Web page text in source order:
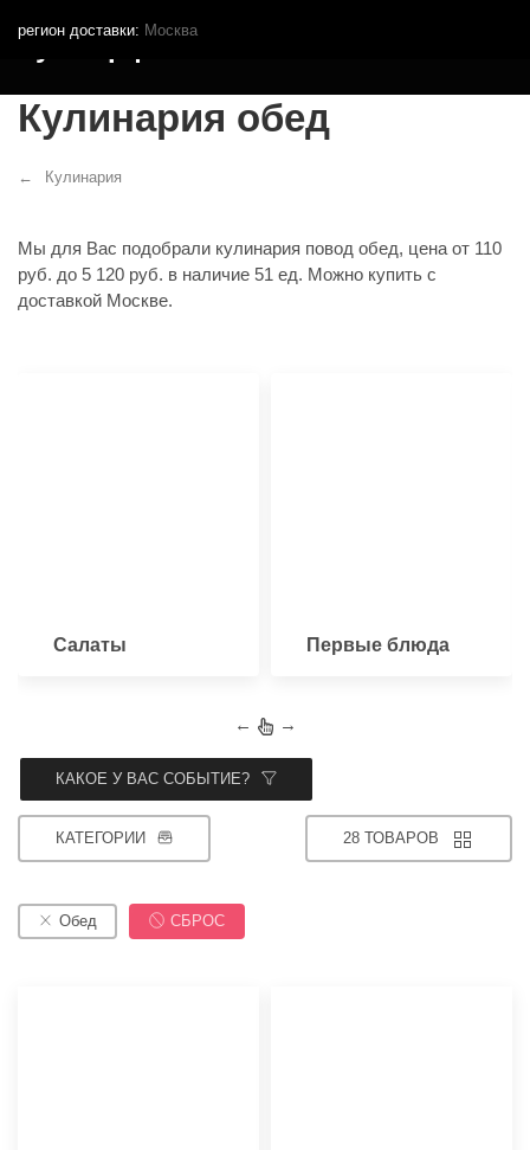
регион доставки: Москва
Кутья.рф
Кулинария обед
Кулинария
Мы для Вас подобрали кулинария повод обед, цена от 110
руб. до 5 120 руб. в наличие 51 ед. Можно купить с
доставкой Москве.
Салаты Первые блюда
← →
КАКОЕ У ВАС СОБЫТИЕ?
КАТЕГОРИИ 28 ТОВАРОВ
Обед СБРОС